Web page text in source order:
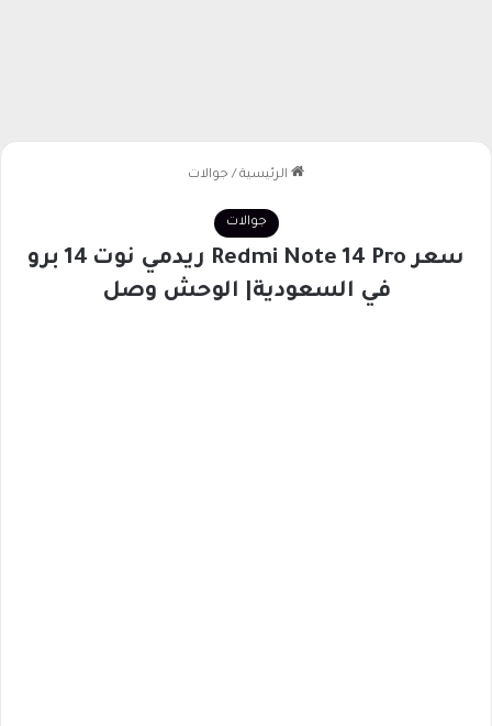
الرئيسية / جوالات
جوالات
سعر Redmi Note 14 Pro ريدمي نوت 14 برو
في السعودية| الوحش وصل